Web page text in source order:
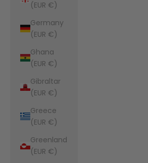
(EUR €)
Germany
(EUR €)
Ghana
(EUR €)
Gibraltar
(EUR €)
Greece
(EUR €)
Greenland
(EUR €)